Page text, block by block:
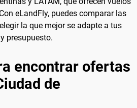
eLandFly, puedes comparar las
la que mejor se adapte a tus
presupuesto.
encontrar ofertas
de